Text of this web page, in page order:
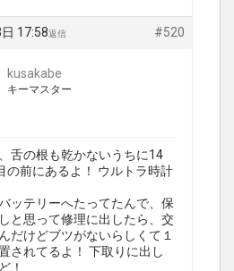
17:58 #520
返信
kusakabe
キーマスター
舌の根も乾かないうちに14
の前にあるよ！ ウルトラ時計
ッテリーへたってたんで、保
と思って修理に出したら、交
だけどブツがないらしくて１
されてるよ！ 下取りに出し
！